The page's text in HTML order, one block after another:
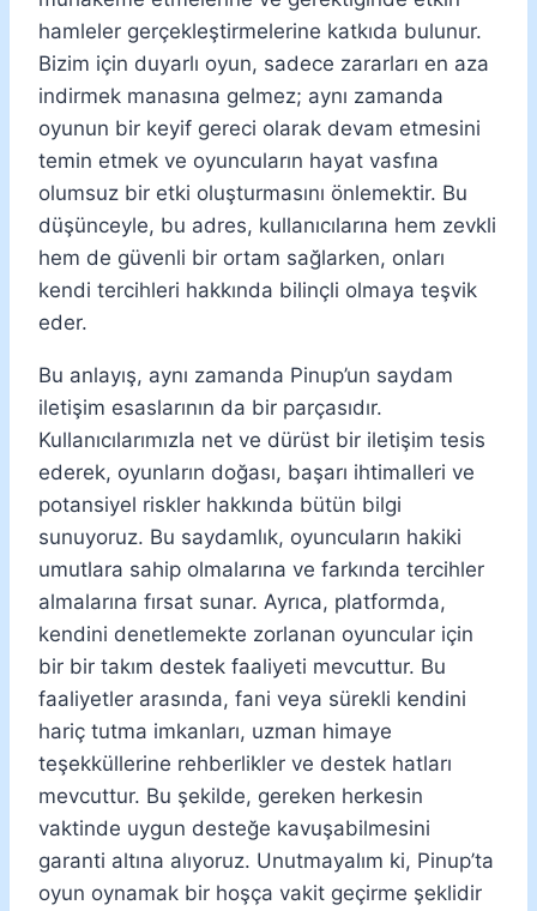
hamleler gerçekleştirmelerine katkıda bulunur.
Bizim için duyarlı oyun, sadece zararları en aza
indirmek manasına gelmez; aynı zamanda
oyunun bir keyif gereci olarak devam etmesini
temin etmek ve oyuncuların hayat vasfına
olumsuz bir etki oluşturmasını önlemektir. Bu
düşünceyle, bu adres, kullanıcılarına hem zevkli
hem de güvenli bir ortam sağlarken, onları
kendi tercihleri hakkında bilinçli olmaya teşvik
eder.
Bu anlayış, aynı zamanda Pinup’un saydam
iletişim esaslarının da bir parçasıdır.
Kullanıcılarımızla net ve dürüst bir iletişim tesis
ederek, oyunların doğası, başarı ihtimalleri ve
potansiyel riskler hakkında bütün bilgi
sunuyoruz. Bu saydamlık, oyuncuların hakiki
umutlara sahip olmalarına ve farkında tercihler
almalarına fırsat sunar. Ayrıca, platformda,
kendini denetlemekte zorlanan oyuncular için
bir bir takım destek faaliyeti mevcuttur. Bu
faaliyetler arasında, fani veya sürekli kendini
hariç tutma imkanları, uzman himaye
teşekküllerine rehberlikler ve destek hatları
mevcuttur. Bu şekilde, gereken herkesin
vaktinde uygun desteğe kavuşabilmesini
garanti altına alıyoruz. Unutmayalım ki, Pinup’ta
oyun oynamak bir hoşça vakit geçirme şeklidir